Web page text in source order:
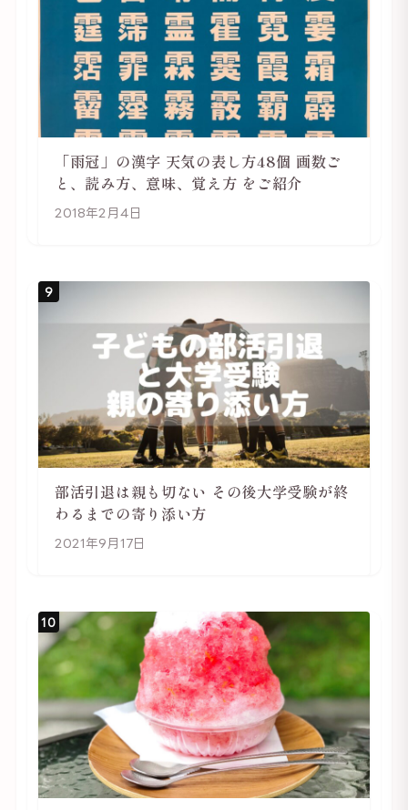
「雨冠」の漢字 天気の表し方48個 画数ご
と、読み方、意味、覚え方 をご紹介
2018年2月4日
9
部活引退は親も切ない その後大学受験が終
わるまでの寄り添い方
2021年9月17日
10